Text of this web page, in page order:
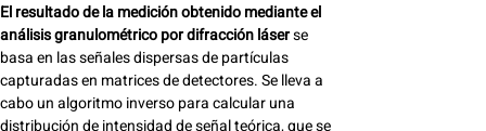
El resultado de la medición obtenido mediante el
análisis granulométrico por difracción láserse
basa en las señales dispersas de partículas
capturadas en matrices de detectores. Se lleva a
cabo un algoritmo inversopara calcular una
distribución de intensidad de señal teórica, que se